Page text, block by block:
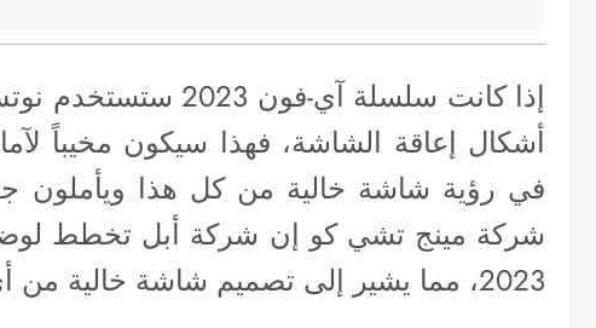
إذا كانت سلسلة آي-
أشكال إعاقة الشاشة، فهذا سيكون مخيباً
في رؤية شاشة خالية من كل هذا ويأملون
2023، مما يشير إلى تصميم شاشة خالية من أي عوائق.